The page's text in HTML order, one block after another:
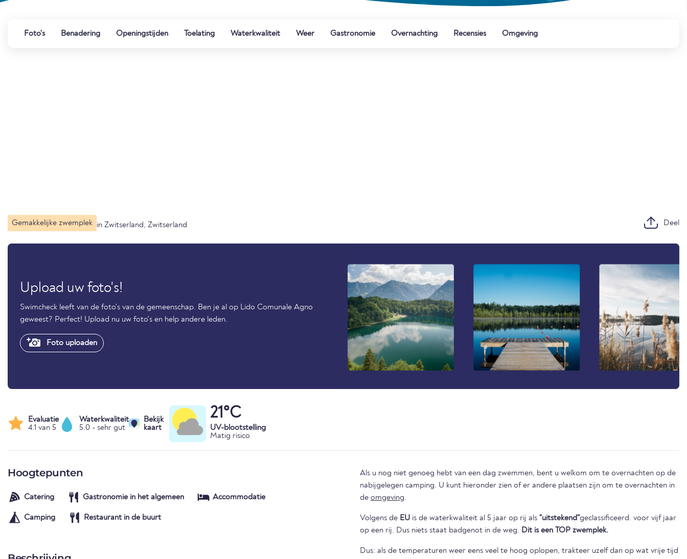
Foto's Benadering Openingstijden Toelating Waterkwaliteit Weer Gastronomie Overnachting Recensies Omgeving
Gemakkelijke zwemplek in Zwitserland, Zwitserland Deel
Upload uw foto's!
Swimcheck leeft van de foto's van de gemeenschap. Ben je al op Lido Comunale Agno
geweest? Perfect! Upload nu uw foto's en help andere leden.
Foto uploaden
Evaluatie
4.1 van 5
Waterkwaliteit
5.0 - sehr gut
Bekijk
kaart
21°C
UV-blootstelling
Matig risico
Hoogtepunten
Catering Gastronomie in het algemeen Accommodatie
Camping Restaurant in de buurt
Als u nog niet genoeg hebt van een dag zwemmen, bent u welkom om te overnachten op de
nabijgelegen camping. U kunt hieronder zien of er andere plaatsen zijn om te overnachten in
de omgeving.
Volgens de EU is de waterkwaliteit al 5 jaar op rij als "uitstekend"geclassificeerd. voor vijf jaar
op een rij. Dus niets staat badgenot in de weg. Dit is een TOP zwemplek.
Dus: als de temperaturen weer eens veel te hoog oplopen, trakteer uzelf dan op wat vrije tijd